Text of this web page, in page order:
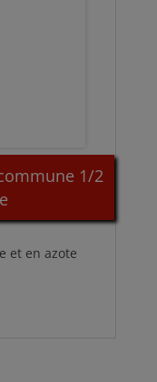
1/2
et en azote